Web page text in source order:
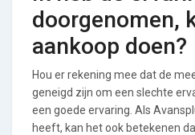
doorgenomen,
aankoop doen?
Hou er rekening mee dat de
geneigd zijn om een slechte
een goede ervaring. Als
heeft, kan het ook betekenen